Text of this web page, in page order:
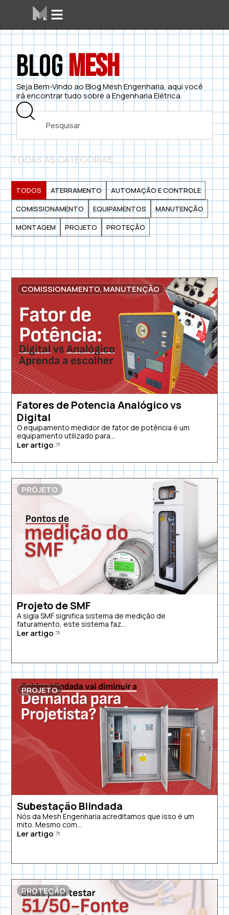
BlogMesh
Seja Bem-Vindo ao Blog Mesh Engenharia, aqui você
irá encontrar tudo sobre a Engenharia Elétrica.
TODAS AS CATEGORIAS
ATERRAMENTO
AUTOMAÇÃO E CONTROLE
COMISSIONAMENTO
EQUIPAMENTOS
MANUTENÇÃO
MONTAGEM
PROJETO PROTEÇÃO
TODOS
COMISSIONAMENTO, MANUTENÇÃO
Fatores de Potencia Analógico vs
Digital
O equipamento medidor de fator de potência é um
equipamento utilizado para...
Ler artigo
PROJETO
Projeto de SMF
A sigla SMF significa sistema de medição de
faturamento, este sistema faz...
Ler artigo
PROJETO
Subestação Blindada
Nós da Mesh Engenharia acreditamos que isso é um
mito. Mesmo com...
Ler artigo
PROTEÇÃO